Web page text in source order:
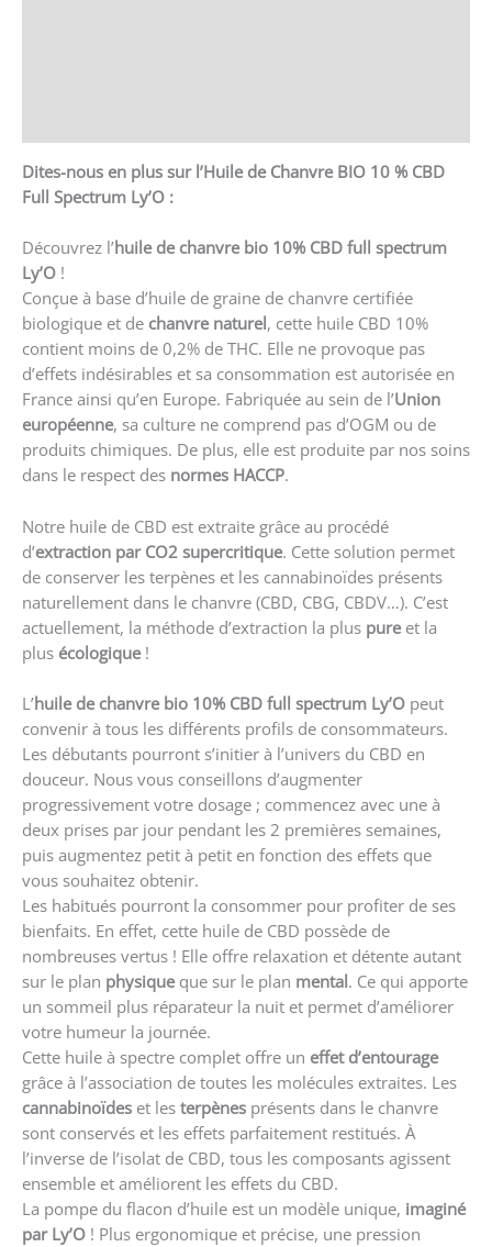
Dites-nous en plus sur l’Huile de Chanvre BIO 10 % CBD
Full Spectrum Ly’O :
Découvrez l’huile de chanvre bio 10% CBD full spectrum
Ly’O !
Conçue à base d’huile de graine de chanvre certifiée
biologique et de chanvre naturel, cette huile CBD 10%
contient moins de 0,2% de THC. Elle ne provoque pas
d’effets indésirables et sa consommation est autorisée en
France ainsi qu’en Europe. Fabriquée au sein de l’Union
européenne, sa culture ne comprend pas d’OGM ou de
produits chimiques. De plus, elle est produite par nos soins
dans le respect des normes HACCP.
Notre huile de CBD est extraite grâce au procédé
d’extraction par CO2 supercritique. Cette solution permet
de conserver les terpènes et les cannabinoïdes présents
naturellement dans le chanvre (CBD, CBG, CBDV…). C’est
actuellement, la méthode d’extraction la plus pureet la
plus écologique!
L’huile de chanvre bio 10% CBD full spectrum Ly’O peut
convenir à tous les différents profils de consommateurs.
Les débutants pourront s’initier à l’univers du CBD en
douceur. Nous vous conseillons d’augmenter
progressivement votre dosage ; commencez avec une à
deux prises par jour pendant les 2 premières semaines,
puis augmentez petit à petit en fonction des effets que
vous souhaitez obtenir.
Les habitués pourront la consommer pour profiter de ses
bienfaits. En effet, cette huile de CBD possède de
nombreuses vertus ! Elle offre relaxation et détente autant
sur le plan physiqueque sur le plan mental. Ce qui apporte
un sommeil plus réparateur la nuit et permet d’améliorer
votre humeur la journée.
Cette huile à spectre complet offre un effet d’entourage
grâce à l’association de toutes les molécules extraites. Les
cannabinoïdes et les terpènes présents dans le chanvre
sont conservés et les effets parfaitement restitués. À
l’inverse de l’isolat de CBD, tous les composants agissent
ensemble et améliorent les effets du CBD.
La pompe du flacon d’huile est un modèle unique, imaginé
par Ly’O ! Plus ergonomique et précise, une pression